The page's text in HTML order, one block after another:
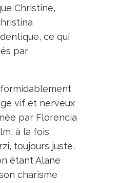
Christine,
ce qui
par
formidablement
vif et nerveux
par Florencia
à la fois
toujours juste,
étant Alane
charisme